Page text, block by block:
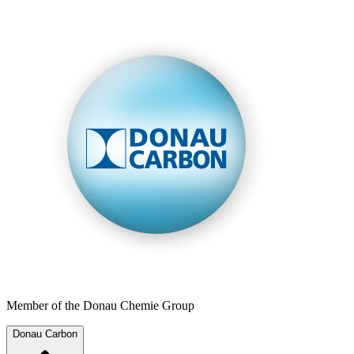
Member of the Donau Chemie Group
Donau Carbon